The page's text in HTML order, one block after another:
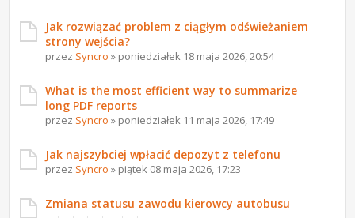
Jak rozwiązać problem z ciągłym odświeżaniem
strony wejścia?
przez Syncro » poniedziałek 18 maja 2026, 20:54
What is the most efficient way to summarize
long PDF reports
przez Syncro » poniedziałek 11 maja 2026, 17:49
Jak najszybciej wpłacić depozyt z telefonu
przez Syncro » piątek 08 maja 2026, 17:23
Zmiana statusu zawodu kierowcy autobusu